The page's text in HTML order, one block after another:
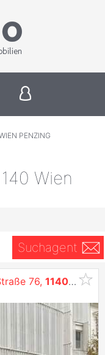
PENZING
Wien
Suchagent
76, 1140 Wien